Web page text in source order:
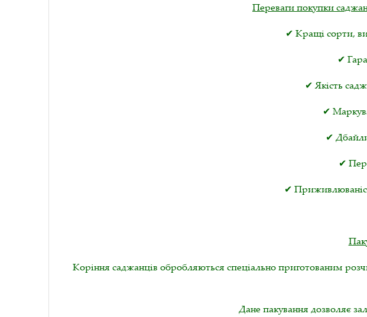
Переваги покупки
✔ Кращі сорти,
✔
✔ Якість
✔
✔
✔
✔
Коріння саджанців обробляються спеціально приготованим
Дане пакування дозволяє